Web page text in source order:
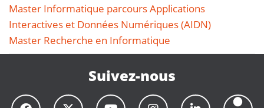
Master Informatique parcours Applications
Interactives et Données Numériques (AIDN)
Master Recherche en Informatique
Suivez-nous